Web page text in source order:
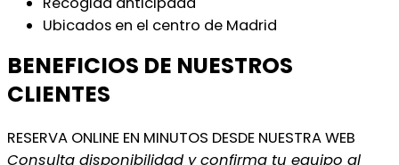
Ubicados en el centro de Madrid
BENEFICIOS DE NUESTROS
CLIENTES
RESERVA ONLINE EN MINUTOS DESDE NUESTRA WEB
Consulta disponibilidad y confirma tu equipo al